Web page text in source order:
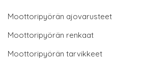
Moottoripyörän ajovarusteet
Moottoripyörän renkaat
Moottoripyörän tarvikkeet